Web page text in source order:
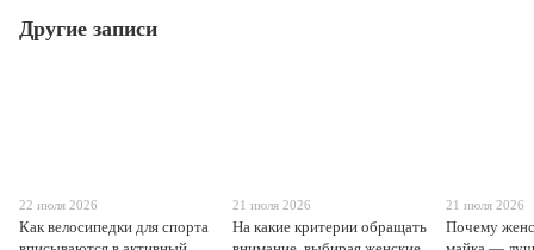
Другие записи
22 июля 2026
Как велосипедки для спорта
21 июля 2026
На какие критерии обращать
21 июля 2026
Почему